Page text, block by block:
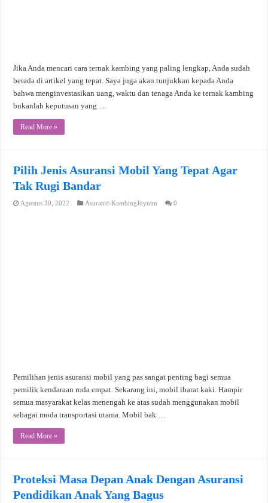
Jika Anda mencari cara ternak kambing yang paling lengkap, Anda sudah
berada di artikel yang tepat. Saya juga akan tunjukkan kepada Anda
bahwa menginvestasikan uang, waktu dan tenaga Anda ke ternak kambing
bukanlah keputusan yang …
Read More »
Pilih Jenis Asuransi Mobil Yang Tepat Agar
Tak Rugi Bandar
Agustus 30, 2022 Asuransi-KambingJoynim 0
Pemilihan jenis asuransi mobil yang pas sangat penting bagi semua
pemilik kendaraan roda empat. Sekarang ini, mobil ibarat kaki. Hampir
semua masyarakat kelas menengah ke atas sudah menggunakan mobil
sebagai moda transportasi utama. Mobil bak …
Read More »
Proteksi Masa Depan Anak Dengan Asuransi
Pendidikan Anak Yang Bagus